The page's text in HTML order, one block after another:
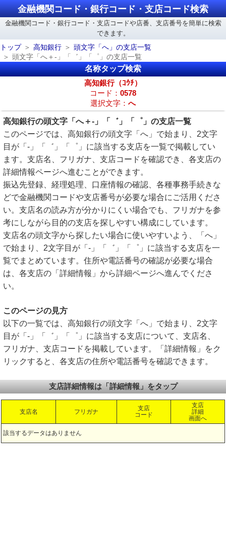
金融機関コード・銀行コード・支店コード検索
金融機関コード・銀行コード・支店コードや店番、支店番号を簡単に検索
できます。
トップ
高知銀行
頭文字「へ」の支店一覧
頭文字「へ＋-」「゛」「゜」の支店一覧
名称タップ検索
高知銀行（ｺｳﾁ）
コード： 0578
選択文字： へ
高知銀行の頭文字「へ＋-」「゛」「゜」の支店一覧
このページでは、高知銀行の頭文字「へ」で始まり、2文字
目が「-」「゛」「゜」に該当する支店を一覧で掲載してい
ます。支店名、フリガナ、支店コードを確認でき、各支店の
詳細情報ページへ進むことができます。
振込先登録、経理処理、口座情報の確認、各種事務手続きな
どで金融機関コードや支店番号が必要な場合にご活用くださ
い。支店名の読み方が分かりにくい場合でも、フリガナを参
考にしながら目的の支店を探しやすい構成にしています。
支店名の頭文字から探したい場合に使いやすいよう、「へ」
で始まり、2文字目が「-」「゛」「゜」に該当する支店を一
覧でまとめています。住所や電話番号の確認が必要な場合
は、各支店の「詳細情報」から詳細ページへ進んでくださ
い。
このページの見方
以下の一覧では、高知銀行の頭文字「へ」で始まり、2文字
目が「-」「゛」「゜」に該当する支店について、支店名、
フリガナ、支店コードを掲載しています。「詳細情報」をク
リックすると、各支店の住所や電話番号を確認できます。
支店詳細情報は「詳細情報」をタップ
支店名 フリガナ
支店
コード
支店
詳細
画面へ
該当するデータはありません